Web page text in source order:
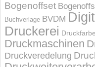
Bogenoffset
Buchverlage BVDM
Druckerei Druckfarbe
Druckmaschinen
Druckveredelung